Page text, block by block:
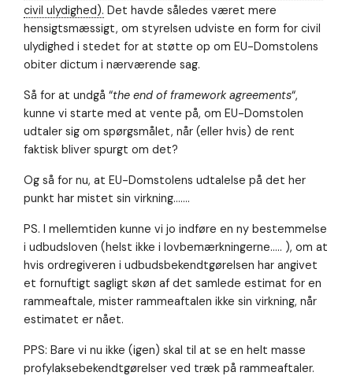
civil ulydighed). Det havde således været mere
hensigtsmæssigt, om styrelsen udviste en form for civil
ulydighed i stedet for at støtte op om EU-Domstolens
obiter dictum i nærværende sag.
Så for at undgå “the end of framework agreements“,
kunne vi starte med at vente på, om EU-Domstolen
udtaler sig om spørgsmålet, når (eller hvis) de rent
faktisk bliver spurgt om det?
Og så for nu, at EU-Domstolens udtalelse på det her
punkt har mistet sin virkning…….
PS. I mellemtiden kunne vi jo indføre en ny bestemmelse
i udbudsloven (helst ikke i lovbemærkningerne….. ), om at
hvis ordregiveren i udbudsbekendtgørelsen har angivet
et fornuftigt sagligt skøn af det samlede estimat for en
rammeaftale, mister rammeaftalen ikke sin virkning, når
estimatet er nået.
PPS: Bare vi nu ikke (igen) skal til at se en helt masse
profylaksebekendtgørelser ved træk på rammeaftaler.